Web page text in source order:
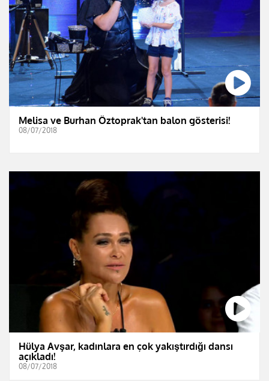
Melisa ve Burhan Öztoprak'tan balon gösterisi!
08/07/2018
Hülya Avşar, kadınlara en çok yakıştırdığı dansı
açıkladı!
08/07/2018